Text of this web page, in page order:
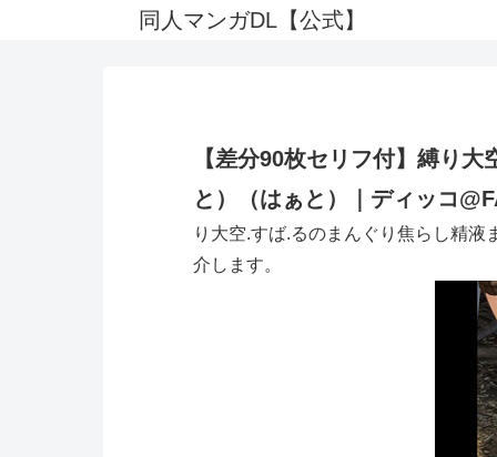
同人マンガDL【公式】
【差分90枚セリフ付】縛り
と）（はぁと）｜ディッコ
り大空.すば.るのまんぐり焦らし精
介します。